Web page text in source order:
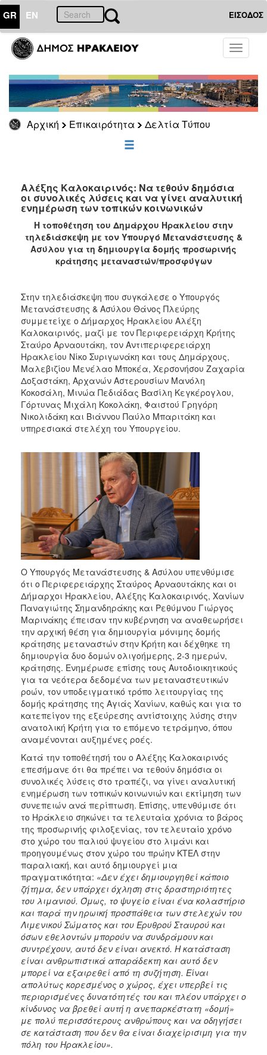
GR EN ΕΙΣΟΔΟΣ
Toggle
Αρχική Επικαιρότητα Δελτία Τύπου
ΕΠΙΚΑΙΡΟΤΗΤΑ
Τύπου
Αρχείο
ΕΠΙΣΚΕΠΤΗΣ
ΗΡΑΚΛΕΙΟ
Αλέξης Καλοκαιρινός: Να τεθούν δημόσια
οι συνολικές λύσεις και να γίνει αναλυτική
ενημέρωση των τοπικών κοινωνικών
Η τοποθέτηση του Δημάρχου Ηρακλείου στην
τηλεδιάσκεψη με τον Υπουργό Μετανάστευσης &
Ασύλου για τη δημιουργία δομής προσωρινής
κράτησης μεταναστών/προσφύγων
Στην τηλεδιάσκεψη που συγκάλεσε ο Υπουργός
Μετανάστευσης & Ασύλου Θάνος Πλεύρης
συμμετείχε ο Δήμαρχος Ηρακλείου Αλέξη
Καλοκαιρινός, μαζί με τον Περιφερειάρχη Κρήτης
Σταύρο Αρναουτάκη, τον Αντιπεριφερειάρχη
Ηρακλείου Νίκο Συριγωνάκη και τους Δημάρχους,
Μαλεβιζίου Μενέλαο Μποκέα, Χερσονήσου Ζαχαρία
Δοξαστάκη, Αρχανών Αστερουσίων Μανόλη
Κοκοσάλη, Μινώα Πεδιάδας Βασίλη Κεγκέρογλου,
Γόρτυνας Μιχάλη Κοκολάκη, Φαιστού Γρηγόρη
Νικολιδάκη και Βιάννου Παύλο Μπαριτάκη και
υπηρεσιακά στελέχη του Υπουργείου.
Ο Υπουργός Μετανάστευσης & Ασύλου υπενθύμισε
ότι ο Περιφερειάρχης Σταύρος Αρναουτάκης και οι
Δήμαρχοι Ηρακλείου, Αλέξης Καλοκαιρινός, Χανίων
Παναγιώτης Σημανδηράκης και Ρεθύμνου Γιώργος
Μαρινάκης έπεισαν την κυβέρνηση να αναθεωρήσει
την αρχική θέση για δημιουργία μόνιμης δομής
κράτησης μεταναστών στην Κρήτη και δέχθηκε τη
δημιουργία δυο δομών ολιγοήμερης, 2-3 ημερών,
κράτησης. Ενημέρωσε επίσης τους Αυτοδιοικητικούς
για τα νεότερα δεδομένα των μεταναστευτικών
ροών, τον υποδειγματικό τρόπο λειτουργίας της
δομής κράτησης της Αγιάς Χανίων, καθώς και για το
κατεπείγον της εξεύρεσης αντίστοιχης λύσης στην
ανατολική Κρήτη για το επόμενο τετράμηνο, όπου
αναμένονται αυξημένες ροές.
Κατά την τοποθέτησή του ο Αλέξης Καλοκαιρινός
επεσήμανε ότι θα πρέπει να τεθούν δημόσια οι
συνολικές λύσεις στο τραπέζι, να γίνει αναλυτική
ενημέρωση των τοπικών κοινωνιών και εκτίμηση των
συνεπειών ανά περίπτωση. Επίσης, υπενθύμισε ότι
το Ηράκλειο σηκώνει τα τελευταία χρόνια το βάρος
της προσωρινής φιλοξενίας, τον τελευταίο χρόνο
στο χώρο του παλιού ψυγείου στο λιμάνι και
προηγουμένως στον χώρο του πρώην ΚΤΕΛ στην
παραλιακή, και αυτό δημιουργεί μια
πραγματικότητα: «Δεν έχει δημιουργηθεί κάποιο
ζήτημα, δεν υπάρχει όχληση στις δραστηριότητες
του λιμανιού. Όμως, το ψυγείο είναι ένα κολαστήριο
και παρά την ηρωική προσπάθεια των στελεχών του
Λιμενικού Σώματος και του Ερυθρού Σταυρού και
όσων εθελοντών μπορούν να συνδράμουν και
συντρέχουν, αυτό δεν είναι ανεκτό. Η κατάσταση
είναι ανθρωπιστικά απαράδεκτη και αυτό δεν
μπορεί να εξαιρεθεί από τη συζήτηση. Είναι
απολύτως κορεσμένος ο χώρος, έχει υπερβεί τις
περιορισμένες δυνατότητές του και πλέον υπάρχει ο
κίνδυνος να βρεθεί αυτή η ανεπαρκέστατη «δομή»
με πολύ περισσότερους ανθρώπους και να οδηγήσει
σε κατάσταση που δεν θα είναι διαχείρισιμη για την
πόλη του Ηρακλείου».